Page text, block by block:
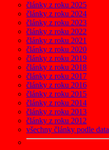
články z roku 2025
články z roku 2024
články z roku 2023
články z roku 2022
články z roku 2021
články z roku 2020
články z roku 2019
články z roku 2018
články z roku 2017
články z roku 2016
články z roku 2015
články z roku 2014
články z roku 2013
články z roku 2012
všechny články podle data